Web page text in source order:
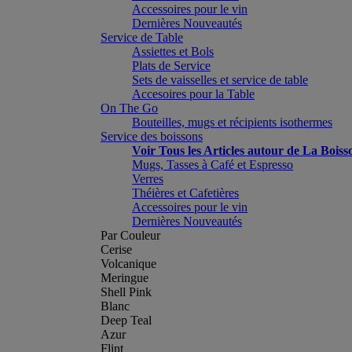
Accessoires pour le vin
Dernières Nouveautés
Service de Table
Assiettes et Bols
Plats de Service
Sets de vaisselles et service de table
Accesoires pour la Table
On The Go
Bouteilles, mugs et récipients isothermes
Service des boissons
Voir Tous les Articles autour de La
Mugs, Tasses à Café et Espresso
Verres
Théières et Cafetières
Accessoires pour le vin
Dernières Nouveautés
Par Couleur
Cerise
Volcanique
Meringue
Shell Pink
Blanc
Deep Teal
Azur
Flint